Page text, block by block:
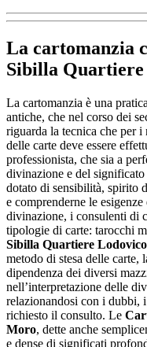
La cartomanzia
Sibilla
La cartomanzia è una
antiche, che nel corso dei
riguarda la tecnica che per
delle carte deve essere
professionista, che sia a
divinazione e del
dotato di sensibilità, spirito
e comprenderne le
divinazione, i consulenti di
tipologie di carte: tarocchi
Sibilla Quartiere
metodo di stesa delle carte,
dipendenza dei diversi
nell’interpretazione delle
relazionandosi con i dubbi,
richiesto il consulto. Le
Moro, dette anche
e dense di significati